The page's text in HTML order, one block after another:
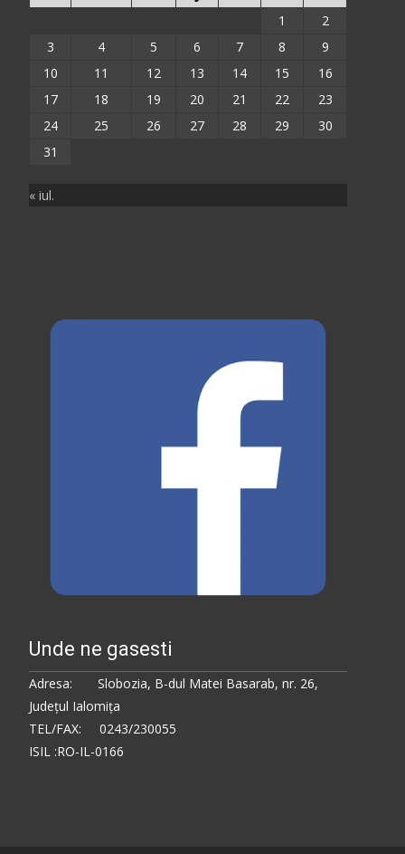
1
2
3
4 5 6 7 8
9
10
11 12 13 14 15
16
17
18 19 20 21 22
23
24
25 26 27 28 29
30
31
« iul.
Unde ne gasesti
Adresa: Slobozia, B-dul Matei Basarab, nr. 26,
Judeţul Ialomiţa
TEL/FAX: 0243/230055
ISIL :RO-IL-0166